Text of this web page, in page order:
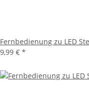
Fernbedienung zu LED
9,99 € *